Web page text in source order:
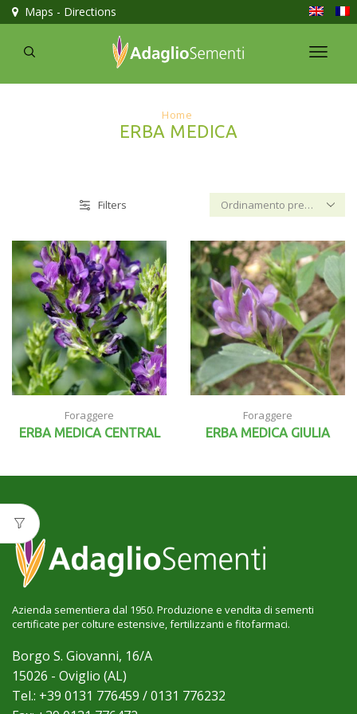
Maps - Directions
Home
ERBA MEDICA
Filters
Foraggere
ERBA MEDICA CENTRAL
Foraggere
ERBA MEDICA GIULIA
Azienda sementiera dal 1950. Produzione e vendita di sementi
certificate per colture estensive, fertilizzanti e fitofarmaci.
Borgo S. Giovanni, 16/A
15026 - Oviglio (AL)
Tel.: +39 0131 776459 / 0131 776232